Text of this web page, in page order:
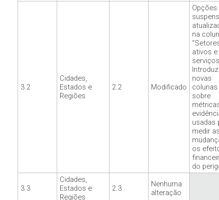
3.2
Cidades,
Estados e
Regiões
2.2 Modificado
Opções
na
ativos e
novas
colunas
sobre
usadas
medir
os
do
3.3
Cidades,
Estados e
Regiões
2.3
Nenhuma
alteração